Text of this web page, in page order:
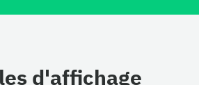
d'affichage